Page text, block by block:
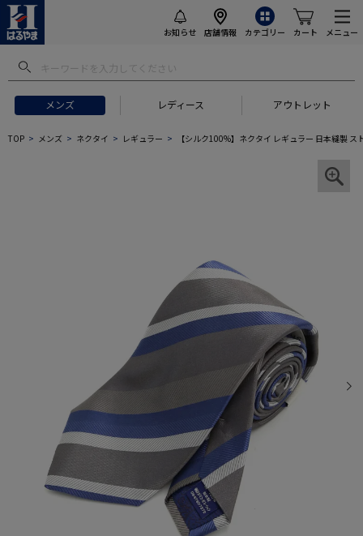
お知らせ 店舗情報 カテゴリー カート メニュー
メンズ レディース アウトレット
TOP メンズ ネクタイ レギュラー 【シルク100%】ネクタイ レギュラー 日本縫製 ス